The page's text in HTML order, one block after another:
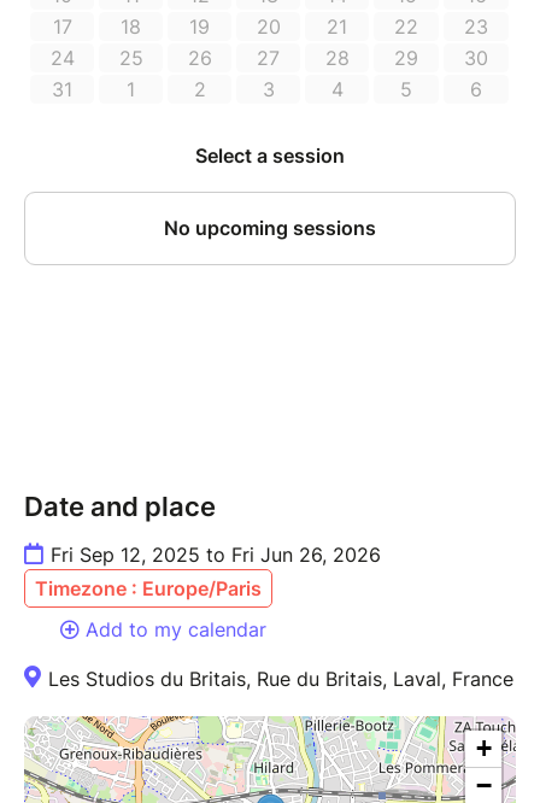
et plus révélatrice de l’être que celle du mental. »
Dominique Dupuy, danseur et chorégraphe de danse
moderne et contemporaine.
L’atelier est un temps pour soi, avec les autres, durant
lequel chaque personne (re)découvre ses ressources
physiques, émotionnelles, relationnelles en se laissant
Atelier de danse libre à effet thérapeutique, ouvert à
tous à partir de 16 ans, sans prérequis physique ou
artistique. Attention : entretien téléphonique
nécessaire avant toute inscription.
Venir en tenue souple avec de quoi s'hydrater. Danse
antidérapantes.
Adhésion obligatoire à l'association Danse & Bien-
Date and place
Fri Sep 12, 2025 to Fri Jun 26, 2026
Timezone : Europe/Paris
Add to my calendar
Les Studios du Britais, Rue du Britais, Laval, France
+
−